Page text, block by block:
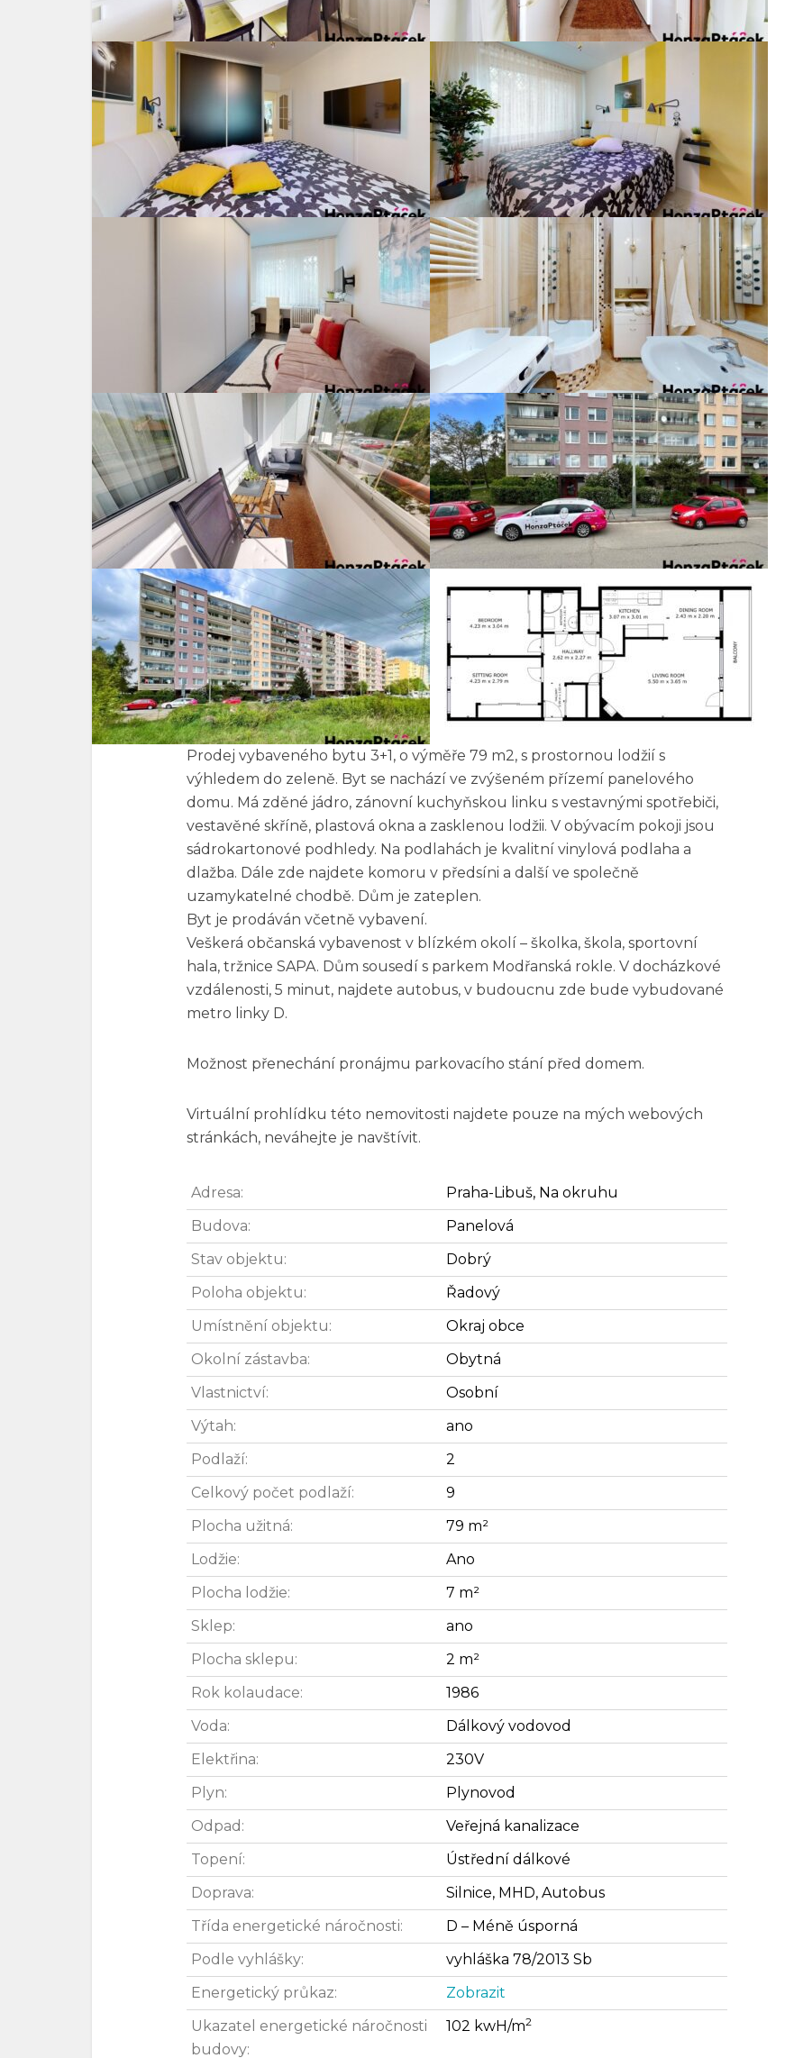
Prodej vybaveného bytu 3+1, o výměře 79 m2, s prostornou lodžií s
výhledem do zeleně. Byt se nachází ve zvýšeném přízemí panelového
domu. Má zděné jádro, zánovní kuchyňskou linku s vestavnými spotřebiči,
vestavěné skříně, plastová okna a zasklenou lodžii. V obývacím pokoji jsou
sádrokartonové podhledy. Na podlahách je kvalitní vinylová podlaha a
dlažba. Dále zde najdete komoru v předsíni a další ve společně
uzamykatelné chodbě. Dům je zateplen.
Byt je prodáván včetně vybavení.
Veškerá občanská vybavenost v blízkém okolí – školka, škola, sportovní
hala, tržnice SAPA. Dům sousedí s parkem Modřanská rokle. V docházkové
vzdálenosti, 5 minut, najdete autobus, v budoucnu zde bude vybudované
metro linky D.
Možnost přenechání pronájmu parkovacího stání před domem.
Virtuální prohlídku této nemovitosti najdete pouze na mých webových
stránkách, neváhejte je navštívit.
Adresa:
Praha-Libuš, Na okruhu
Budova:
Panelová
Stav objektu:
Dobrý
Poloha objektu:
Řadový
Umístnění objektu:
Okraj obce
Okolní zástavba:
Obytná
Vlastnictví:
Osobní
Výtah:
ano
Podlaží:
2
Celkový počet podlaží:
9
Plocha užitná:
79 m²
Lodžie:
Ano
Plocha lodžie:
7 m²
Sklep:
ano
Plocha sklepu:
2 m²
Rok kolaudace:
1986
Voda:
Dálkový vodovod
Elektřina:
230V
Plyn:
Plynovod
Odpad:
Veřejná kanalizace
Topení:
Ústřední dálkové
Doprava:
Silnice, MHD, Autobus
Třída energetické náročnosti:
D – Méně úsporná
Podle vyhlášky:
vyhláška 78/2013 Sb
Energetický průkaz:
Zobrazit
Ukazatel energetické náročnosti
budovy:
102 kwH/m2